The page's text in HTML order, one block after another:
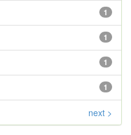
1
1
1
1
next >